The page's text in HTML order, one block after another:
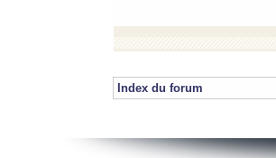
Index du forum